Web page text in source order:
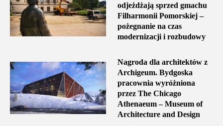
odjeżdżają sprzed gmachu
Filharmonii Pomorskiej –
pożegnanie na czas
modernizacji i rozbudowy
Nagroda dla architektów z
Archigeum. Bydgoska
pracownia wyróżniona
przez The Chicago
Athenaeum – Museum of
Architecture and Design